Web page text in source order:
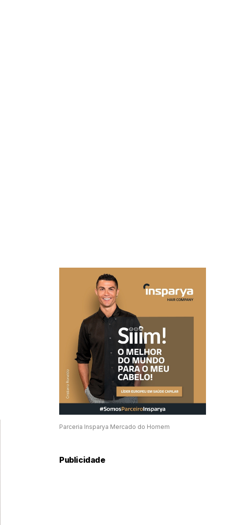
Parceria Insparya Mercado do Homem
Publicidade